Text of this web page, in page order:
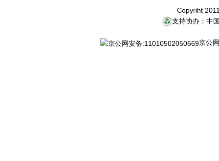
Copyriht
支持协办：中
京公